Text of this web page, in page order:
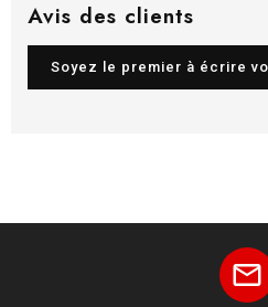
Avis des clients
Soyez le premier à écrire
mail